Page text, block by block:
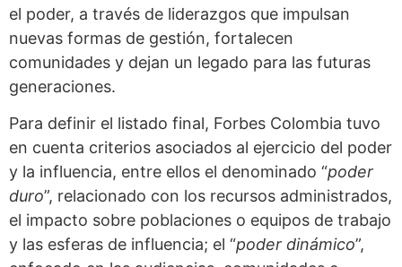
el poder, a través de liderazgos que impulsan
nuevas formas de gestión, fortalecen
comunidades y dejan un legado para las futuras
generaciones.
Para definir el listado final, Forbes Colombia tuvo
en cuenta criterios asociados al ejercicio del poder
y la influencia, entre ellos el denominado “poder
duro”, relacionado con los recursos administrados,
el impacto sobre poblaciones o equipos de trabajo
y las esferas de influencia; el “poder dinámico”,